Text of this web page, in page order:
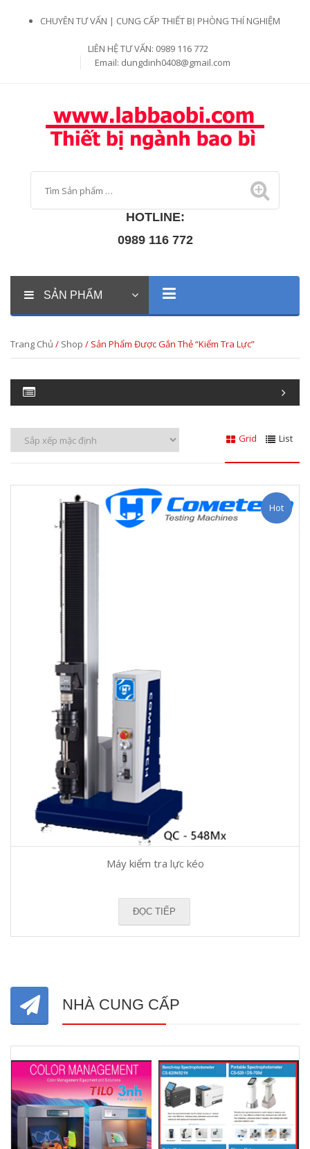
CHUYÊN TƯ VẤN | CUNG CẤP THIẾT BỊ PHÒNG THÍ NGHIỆM
LIÊN HỆ TƯ VẤN: 0989 116 772
Email: dungdinh0408@gmail.com
HOTLINE:
0989 116 772
SẢN PHẨM
Trang Chủ / Shop / Sản Phẩm Được Gắn Thẻ “kiểm Tra Lực”
Grid List
Hot
Máy kiểm tra lực kéo
ĐỌC TIẾP
NHÀ CUNG CẤP